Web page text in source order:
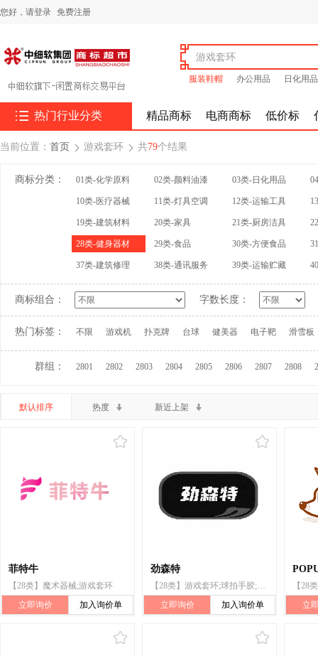
您好， 请登录 免费注册
服装鞋帽 办公用品 日化用品
 热门行业分类 精品商标 电商商标 低价标
当前位置： 首页  游戏套环  共79个结果
商标分类： 01类-化学原料 02类-颜料油漆 03类-日化用品
10类-医疗器械 11类-灯具空调 12类-运输工具
19类-建筑材料 20类-家具 21类-厨房洁具
28类-健身器材 29类-食品 30类-方便食品
37类-建筑修理 38类-通讯服务 39类-运输贮藏
商标组合： 字数长度：
热门标签： 不限 游戏机 扑克牌 台球 健美器 电子靶 滑雪板
群组： 2801 2802 2803 2804 2805 2806 2807 2808
默认排序 热度 新近上架
菲特牛
【28类】魔术器械;游戏套环
立即询价
加入询价单
劲森特
【28类】游戏套环;球拍手胶;可充气游泳池(娱乐用品)
立即询价
加入询价单 立